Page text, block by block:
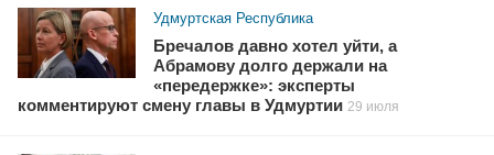
Удмуртская Республика
Бречалов давно хотел уйти, а
Абрамову долго держали на
«передержке»: эксперты
комментируют смену главы в Удмуртии 29 июля